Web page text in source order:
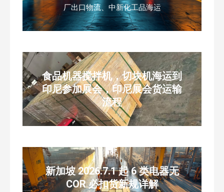
厂出口物流、中新化工品海运
食品机器搅拌机，切块机海运到
印尼参加展会，印尼展会货运输
流程
新加坡 2026.7.1 起 6 类电器无
COR 必扣货新规详解